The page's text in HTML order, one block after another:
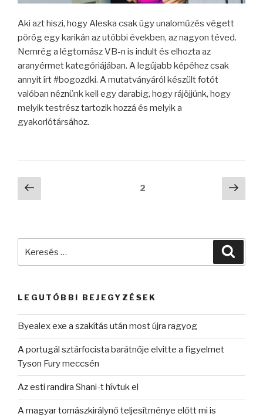
Aki azt hiszi, hogy Aleska csak úgy unaloműzés végett
pörög egy karikán az utóbbi években, az nagyon téved.
Nemrég a légtornász VB-n is indult és elhozta az
aranyérmet kategóriájában. A legújabb képéhez csak
annyit írt #bogozdki. A mutatványáról készült fotót
valóban néznünk kell egy darabig, hogy rájöjjünk, hogy
melyik testrész tartozik hozzá és melyik a
gyakorlótársához.
Bejegyzések
lapozása
Előző
oldal
2
oldal
LEGUTÓBBI BEJEGYZÉSEK
Byealex exe a szakítás után most újra ragyog
A portugál sztárfocista barátnője elvitte a figyelmet
Tyson Fury meccsén
Az esti randira Shani-t hívtuk el
A magyar tornászkirálynő teljesítménye előtt mi is